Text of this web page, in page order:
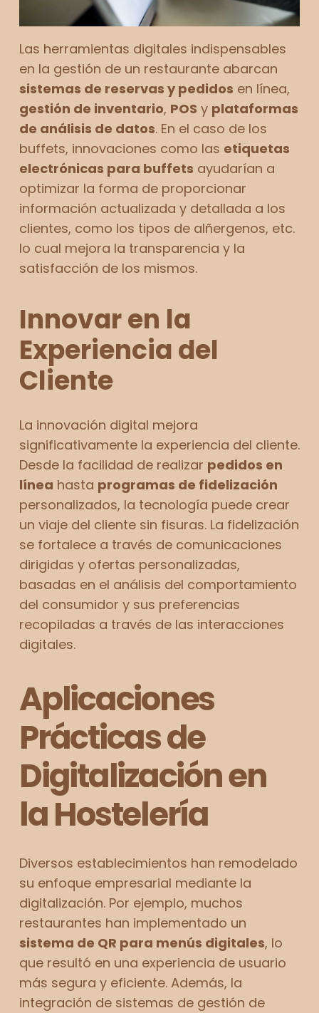
Las herramientas digitales indispensables
en la gestión de un restaurante abarcan
sistemas de reservas y pedidos en línea,
gestión de inventario, POS y plataformas
de análisis de datos. En el caso de los
buffets, innovaciones como las etiquetas
electrónicas para buffets ayudarían a
optimizar la forma de proporcionar
información actualizada y detallada a los
clientes, como los tipos de alñergenos, etc.
lo cual mejora la transparencia y la
satisfacción de los mismos.
Innovar en la
Experiencia del
Cliente
La innovación digital mejora
significativamente la experiencia del cliente.
Desde la facilidad de realizar pedidos en
línea hasta programas de fidelización
personalizados, la tecnología puede crear
un viaje del cliente sin fisuras. La fidelización
se fortalece a través de comunicaciones
dirigidas y ofertas personalizadas,
basadas en el análisis del comportamiento
del consumidor y sus preferencias
recopiladas a través de las interacciones
digitales.
Aplicaciones
Prácticas de
Digitalización en
la Hostelería
Diversos establecimientos han remodelado
su enfoque empresarial mediante la
digitalización. Por ejemplo, muchos
restaurantes han implementado un
sistema de QR para menús digitales, lo
que resultó en una experiencia de usuario
más segura y eficiente. Además, la
integración de sistemas de gestión de